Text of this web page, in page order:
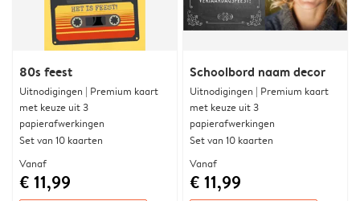
80s feest
Uitnodigingen | Premium kaart
met keuze uit 3
papierafwerkingen
Set van 10 kaarten
Vanaf
€ 11,99
Schoolbord naam decor
Uitnodigingen | Premium kaart
met keuze uit 3
papierafwerkingen
Set van 10 kaarten
Vanaf
€ 11,99